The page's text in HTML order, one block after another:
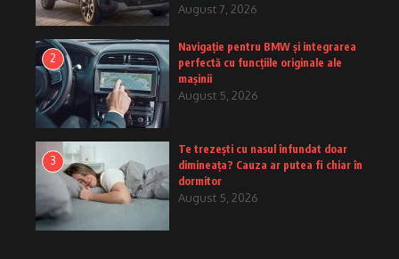
August 7, 2026
2
Navigație pentru BMW și integrarea
perfectă cu funcțiile originale ale
mașinii
August 5, 2026
3
Te trezești cu nasul înfundat doar
dimineața? Cauza ar putea fi chiar în
dormitor
August 5, 2026